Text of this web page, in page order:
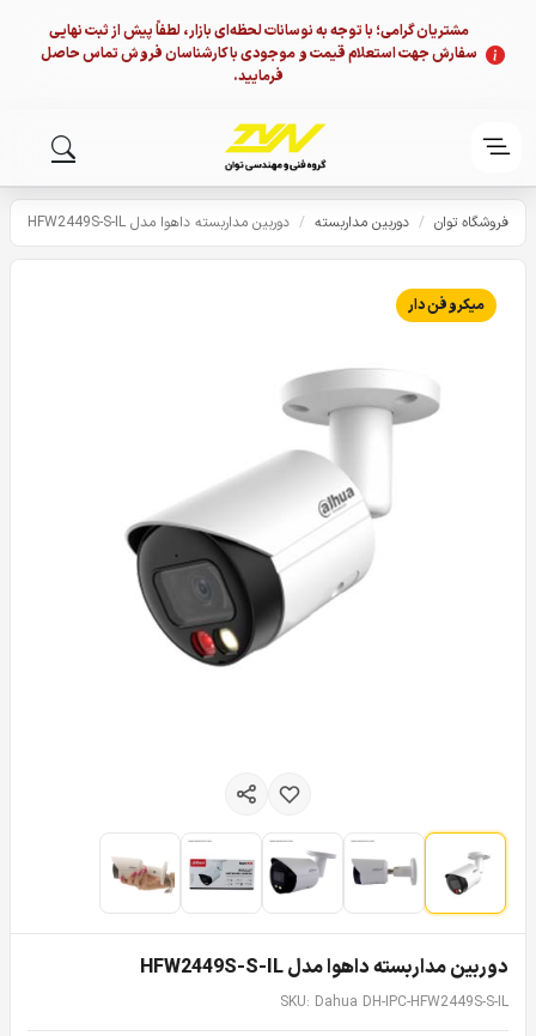
مشتریان گرامی؛ با توجه به نوسانات لحظه‌ای بازار، لطفاً پیش از ثبت نهایی
سفارش جهت استعلام قیمت و موجودی با کارشناسان فروش تماس حاصل
فرمایید.
فروشگاه توان / دوربین مداربسته / دوربین مداربسته داهوا مدل HFW2449S-S-IL
میکروفن دار
دوربین مداربسته داهوا مدل HFW2449S-S-IL
SKU: Dahua DH-IPC-HFW2449S-S-IL